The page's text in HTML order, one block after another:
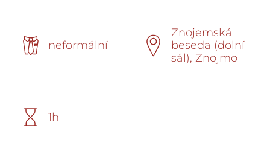
neformální
Znojemská
beseda (dolní
sál), Znojmo
1h